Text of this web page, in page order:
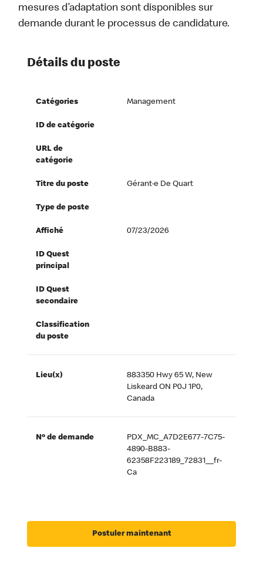
mesures d’adaptation sont disponibles sur
demande durant le processus de candidature.
Détails du poste
Catégories Management
ID de catégorie
URL de
catégorie
Titre du poste Gérant·e De Quart
Type de poste
Affiché 07/23/2026
ID Quest
principal
ID Quest
secondaire
Classification
du poste
Lieu(x)
883350 Hwy 65 W, New
Liskeard ON P0J 1P0,
Canada
Nº de demande
PDX_MC_A7D2E677-7C75-
4890-B883-
62358F223189_72831__fr-
Ca
Postuler maintenant